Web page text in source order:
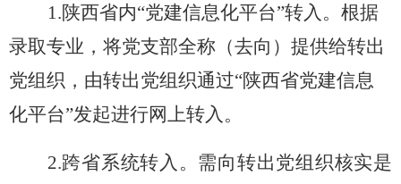
1.陕西省内“党建信息化平台”转入。根据
录取专业，将党支部全称（去向）提供给转出
党组织，由转出党组织通过“陕西省党建信息
化平台”发起进行网上转入。
2.跨省系统转入。需向转出党组织核实是